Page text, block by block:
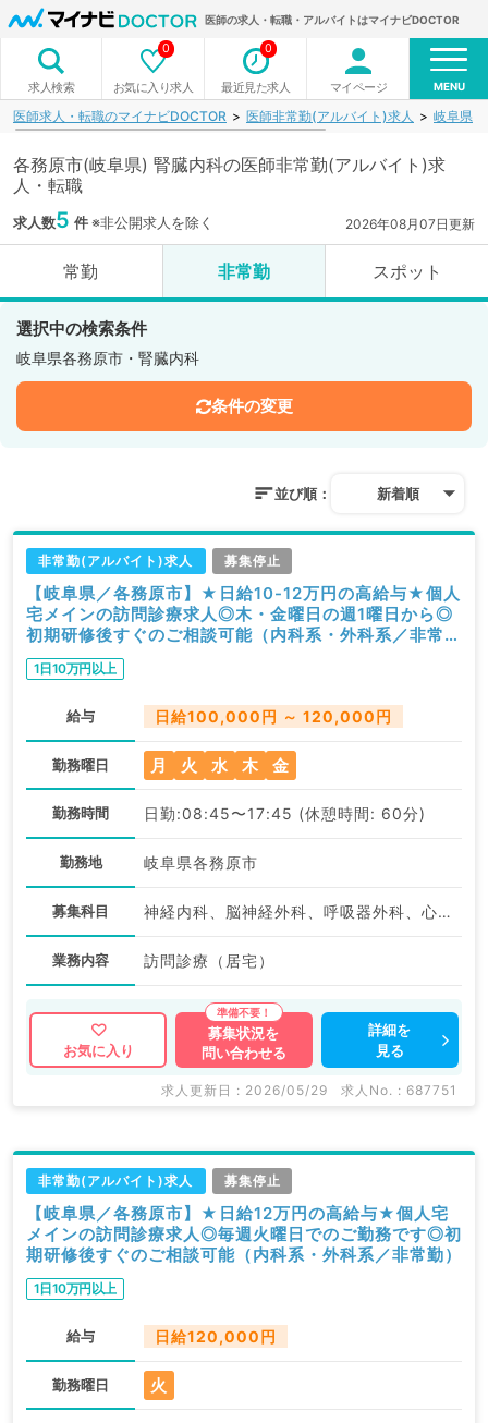
医師の求人・転職・アルバイトはマイナビDOCTOR
求人検索 お気に入り求人
0
最近見た求人
0
マイページ MENU
医師求人・転職のマイナビDOCTOR 医師非常勤(アルバイト)求人 岐阜県
各務原市(岐阜県) 腎臓内科の医師非常勤(アルバイト)求
人・転職
求人数5 件※非公開求人を除く 2026年08月07日更新
常勤 非常勤 スポット
選択中の検索条件
岐阜県各務原市・腎臓内科
条件の変更
並び順： 新着順
非常勤(アルバイト)求人 募集停止
【岐阜県／各務原市】★日給10-12万円の高給与★個人
宅メインの訪問診療求人◎木・金曜日の週1曜日から◎
初期研修後すぐのご相談可能（内科系・外科系／非常
勤）
1日10万円以上
給与 日給100,000円 ～ 120,000円
勤務曜日 月 火 水 木 金
勤務時間 日勤:08:45〜17:45 (休憩時間: 60分)
勤務地 岐阜県各務原市
募集科目 神経内科、脳神経外科、呼吸器外科、心臓血管外科、一般内科、循環器内科、呼吸器内科、消化器内科、内分泌・代謝内科、腎臓内科、外科系全般、一般外科、消化器外科
業務内容 訪問診療（居宅）
お気に入り
募集状況を
問い合わせる
詳細を
見る
求人更新日 : 2026/05/29 求人No. : 687751
非常勤(アルバイト)求人 募集停止
【岐阜県／各務原市】★日給12万円の高給与★個人宅
メインの訪問診療求人◎毎週火曜日でのご勤務です◎初
期研修後すぐのご相談可能（内科系・外科系／非常勤）
1日10万円以上
給与 日給120,000円
勤務曜日 火